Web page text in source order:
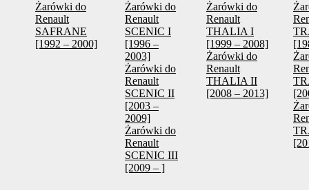
Żarówki do
Renault
SAFRANE
[1992 – 2000]
Żarówki do
Renault
SCENIC I
[1996 –
2003]
Żarówki do
Renault
SCENIC II
[2003 –
2009]
Żarówki do
Renault
SCENIC III
[2009 – ]
Żarówki do
Renault
THALIA I
[1999 – 2008]
Żarówki do
Renault
THALIA II
[2008 – 2013]